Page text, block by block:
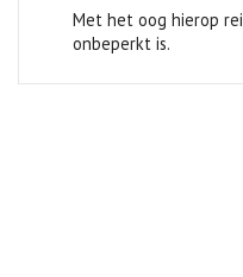
Met het oog hierop
onbeperkt is.